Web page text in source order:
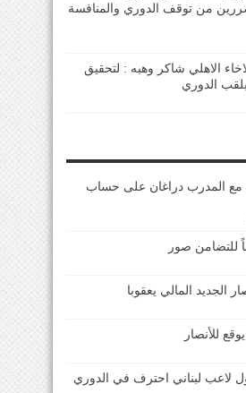
من توقف الدوري والمنافسة
الاهلي شاكر وهبه : لتحقيق
الدوري
مع المدرب دراغان على حساب
للتضامن صور
الجديد المالي يعقوبا
للأنصار
لاعب لبناني احترف في الدوري